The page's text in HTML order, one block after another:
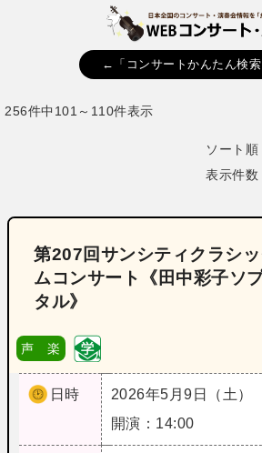
←「コンサートかんたん検
256件中101～110件表示
ソート順
表示件数
第207回サンシティクラシ
ムコンサート《田中彩子ソ
タル》
声 楽
日時
2026年5月9日（土）
開演：14:00